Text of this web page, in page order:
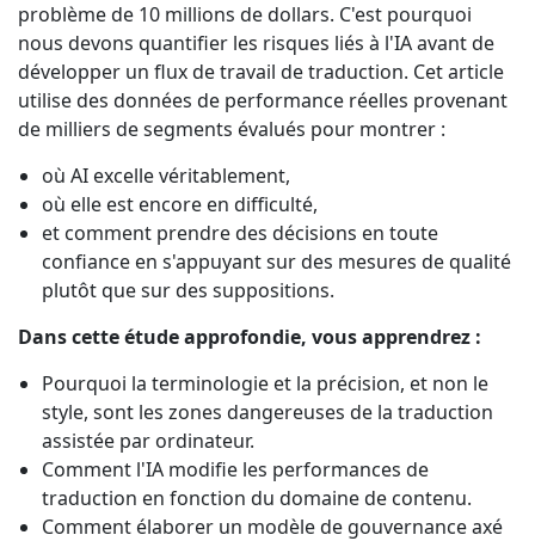
Institutions Publiques
Défense & Sécurité
problème de 10 millions de dollars. C'est pourquoi
nous devons quantifier les risques liés à l'IA avant de
développer un flux de travail de traduction. Cet article
utilise des données de performance réelles provenant
de milliers de segments évalués pour montrer :
où AI excelle véritablement,
où elle est encore en difficulté,
et comment prendre des décisions en toute
confiance en s'appuyant sur des mesures de qualité
plutôt que sur des suppositions.
Dans cette étude approfondie, vous apprendrez :
Pourquoi la terminologie et la précision, et non le
style, sont les zones dangereuses de la traduction
assistée par ordinateur.
Comment l'IA modifie les performances de
traduction en fonction du domaine de contenu.
Comment élaborer un modèle de gouvernance axé